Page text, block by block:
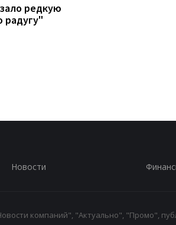
редкую
радугу"
Новости
компаний", "Актуально", "Промо",